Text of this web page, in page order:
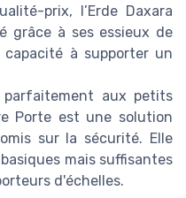
prix, l’Erde Daxara
grâce à ses essieux de
à supporter un
parfaitement aux petits
Porte est une solution
sur la sécurité. Elle
mais suffisantes
d'échelles.